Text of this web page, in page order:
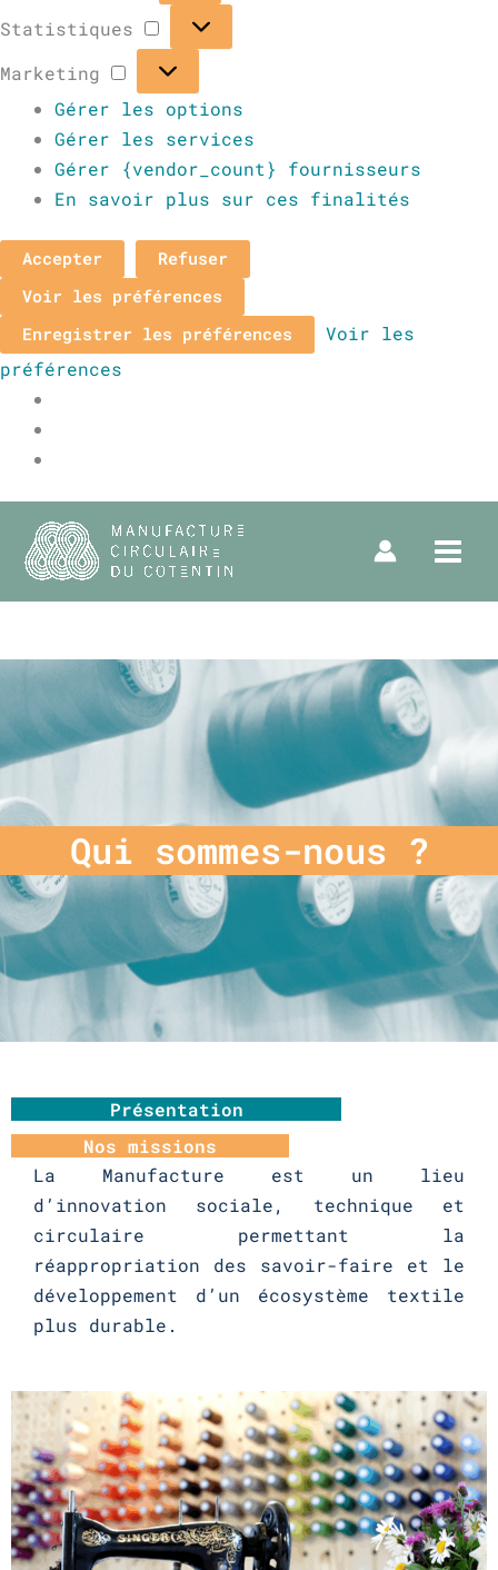
Statistiques
Marketing
Gérer les options
Gérer les services
Gérer {vendor_count} fournisseurs
En savoir plus sur ces finalités
Accepter
Refuser
Voir les préférences
Enregistrer les préférences
Voir les
préférences
Qui sommes-nous ?
Présentation
Nos missions
La Manufacture est un lieu
d’innovation sociale, technique et
circulaire permettant la
réappropriation des savoir-faire et le
développement d’un écosystème textile
plus durable.